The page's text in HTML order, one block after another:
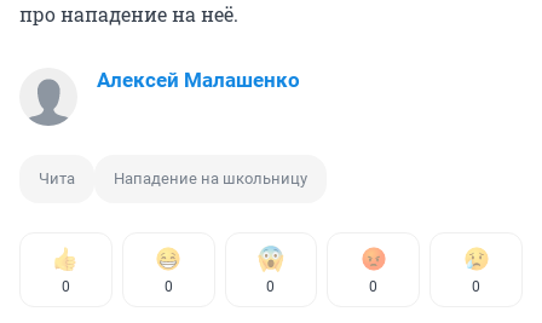
про нападение на неё.
Алексей Малашенко
Чита Нападение на школьницу
0 0 0 0 0